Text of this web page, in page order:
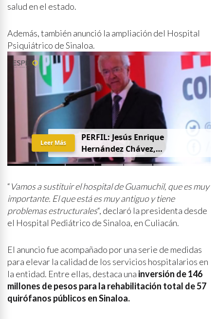
salud en el estado.
Además, también anunció la ampliación del Hospital
Psiquiátrico de Sinaloa.
PERFIL: Jesús Enrique
Hernández Chávez,
“Chuquiqui”
Leer Más
“Vamos a sustituir el hospital de Guamuchil, que es muy
importante. El que está es muy antiguo y tiene
problemas estructurales“, declaró la presidenta desde
el Hospital Pediátrico de Sinaloa, en Culiacán.
El anuncio fue acompañado por una serie de medidas
para elevar la calidad de los servicios hospitalarios en
la entidad. Entre ellas, destaca una inversión de 146
millones de pesos para la rehabilitación total de 57
quirófanos públicos en Sinaloa.